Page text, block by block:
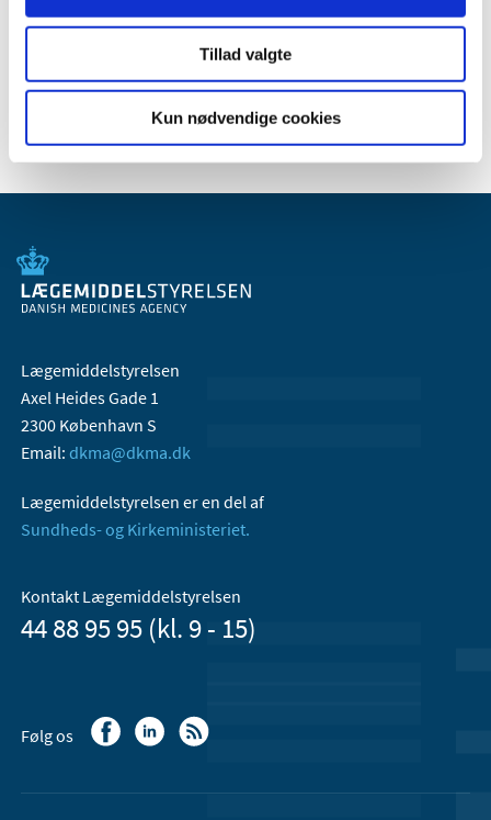
Tillad valgte
Kun nødvendige cookies
2005 (2)
Lægemiddelstyrelsen
Axel Heides Gade 1
2300 København S
Email: dkma@dkma.dk
Lægemiddelstyrelsen er en del af
Sundheds- og Kirkeministeriet.
Kontakt Lægemiddelstyrelsen
44 88 95 95 (kl. 9 - 15)
Følg os